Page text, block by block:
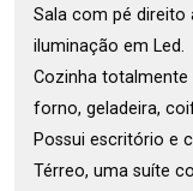
Sala com pé direito
iluminação em Led.
Cozinha
forno, geladeira,
Possui escritório e
Térreo, uma suíte